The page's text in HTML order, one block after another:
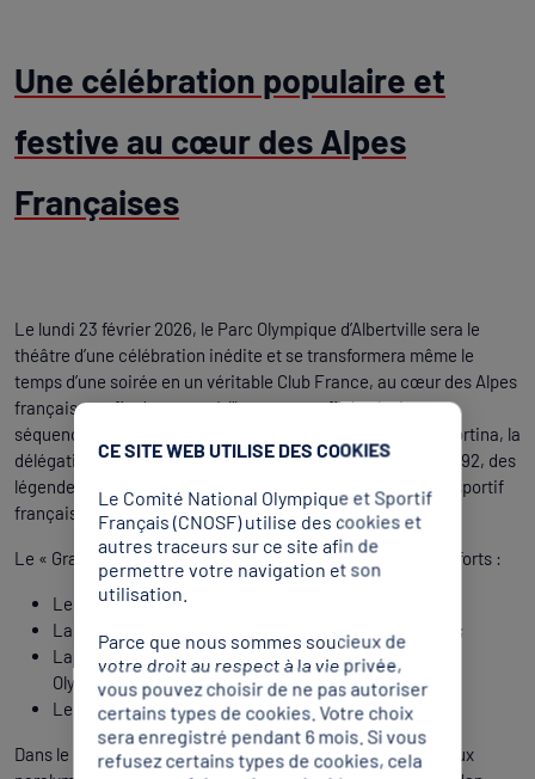
Une célébration populaire et
festive au cœur des Alpes
Françaises
Le lundi 23 février 2026, le Parc Olympique d’Albertville sera le
théâtre d’une célébration inédite et se transformera même le
temps d’une soirée en un véritable Club France, au cœur des Alpes
françaises, afin de mettre à l’honneur, au fil de plusieurs
séquences, les médaillés des Jeux Olympiques de Milan-Cortina, la
délégation olympique française, les acteurs des Jeux de 1992, des
légendes du sport et de nombreux acteurs du mouvement sportif
français.
Le « Grand Retour » s’articulera autour de plusieurs temps forts :
Le retour sur l’héritage des Jeux de 1992 ;
La communion avec les supporters « Allez les Bleus » ;
La célébration de notre équipe de France des Jeux
Olympiques de Milan-Cortina et de ses médaillés ;
Les Jeux des Alpes Françaises 2030.
Dans le cadre de l’Equipe de France unie, les porte-drapeaux
CE SITE WEB UTILISE DES COOKIES
Le Comité National Olympique et Sportif
Français (CNOSF) utilise des cookies et
autres traceurs sur ce site afin de
permettre votre navigation et son
utilisation.
Parce que nous sommes soucieux de
votre droit au respect à la vie privée,
vous pouvez choisir de ne pas autoriser
certains types de cookies. Votre choix
sera enregistré pendant 6 mois. Si vous
refusez certains types de cookies, cela